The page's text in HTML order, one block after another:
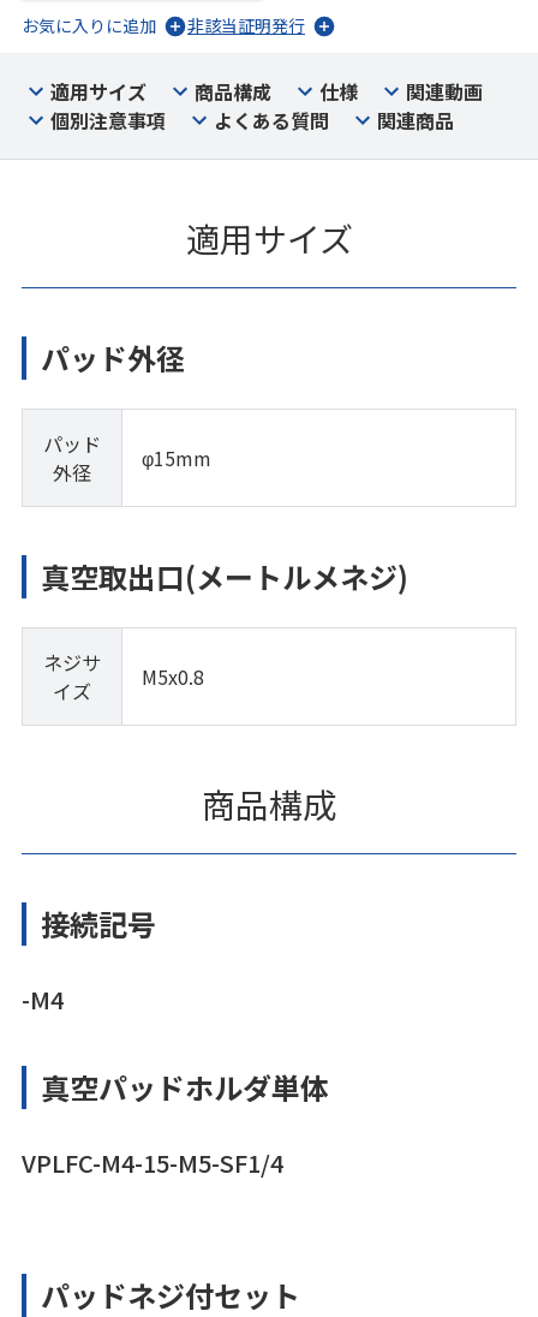
お気に入りに追加
非該当証明発行
適用サイズ 商品構成 仕様
関連動画
個別注意事項
よくある質問 関連商品
適用サイズ
パッド外径
パッド
外径
φ15mm
真空取出口(メートルメネジ)
ネジサ
イズ
M5x0.8
商品構成
接続記号
-M4
真空パッドホルダ単体
VPLFC-M4-15-M5-SF1/4
パッドネジ付セット